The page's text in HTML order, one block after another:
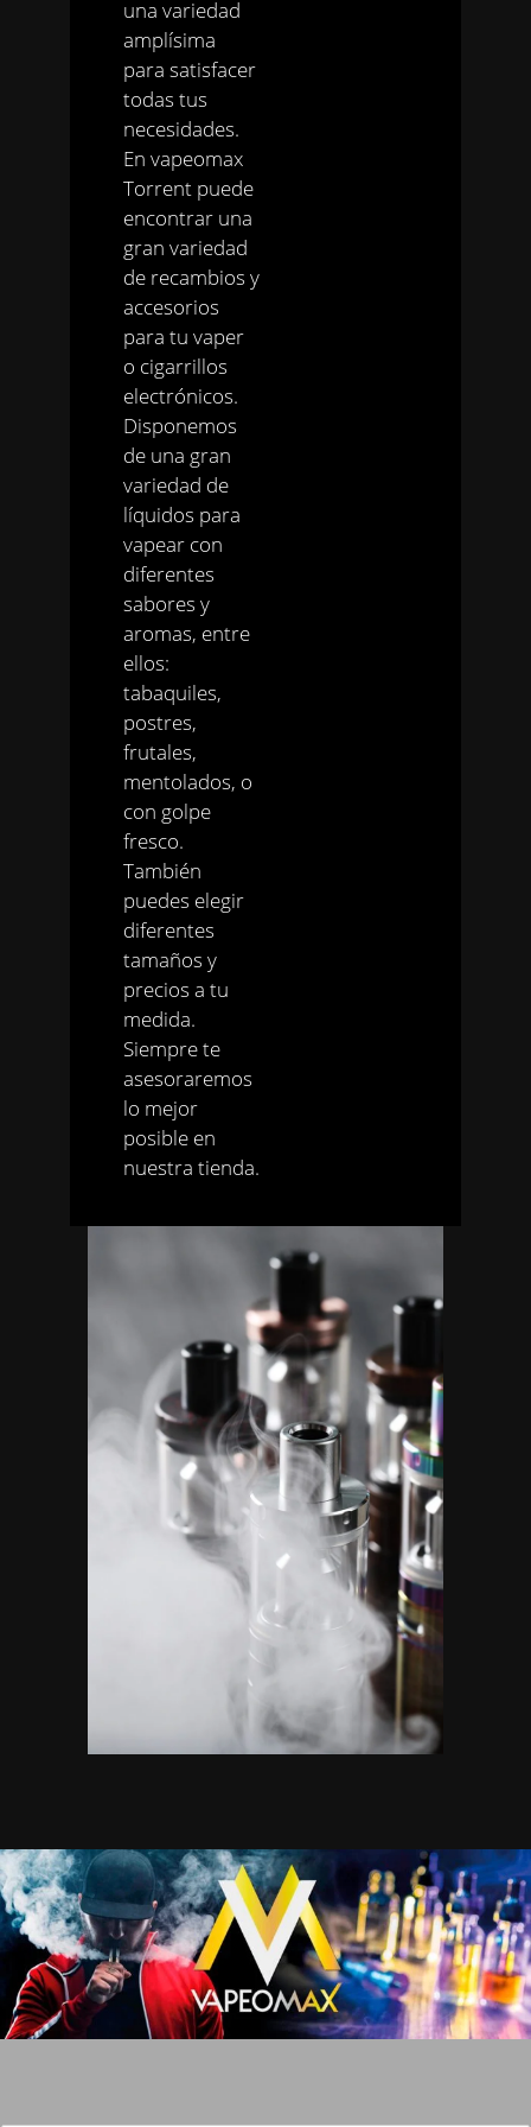
una variedad
amplísima
para satisfacer
todas tus
necesidades.
En vapeomax
Torrent puede
encontrar una
gran variedad
de recambios y
accesorios
para tu vaper
o cigarrillos
electrónicos.
Disponemos
de una gran
variedad de
líquidos para
vapear con
diferentes
sabores y
aromas, entre
ellos:
tabaquiles,
postres,
frutales,
mentolados, o
con golpe
fresco.
También
puedes elegir
diferentes
tamaños y
precios a tu
medida.
Siempre te
asesoraremos
lo mejor
posible en
nuestra tienda.